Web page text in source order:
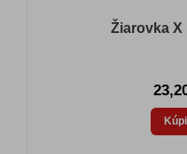
Žiarovka X